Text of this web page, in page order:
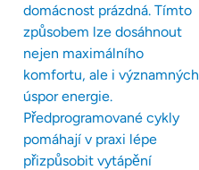
domácnost prázdná. Tímto
způsobem lze dosáhnout
nejen maximálního
komfortu, ale i významných
úspor energie.
Předprogramované cykly
pomáhají v praxi lépe
přizpůsobit vytápění